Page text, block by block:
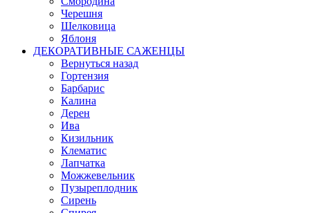
Черешня
Шелковица
Яблоня
ДЕКОРАТИВНЫЕ САЖЕНЦЫ
Вернуться назад
Гортензия
Барбарис
Калина
Дерен
Ива
Кизильник
Клематис
Лапчатка
Можжевельник
Пузыреплодник
Сирень